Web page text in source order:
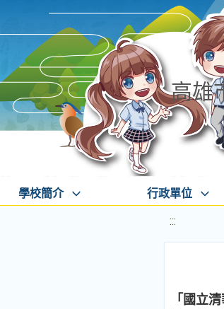
高雄
學校簡介 行政單位
:::
「國立